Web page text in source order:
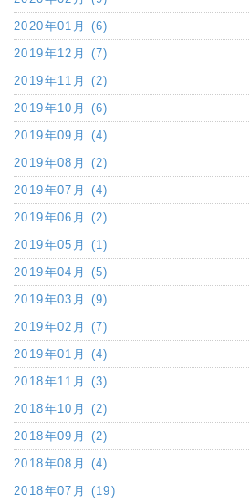
2020年01月 (6)
2019年12月 (7)
2019年11月 (2)
2019年10月 (6)
2019年09月 (4)
2019年08月 (2)
2019年07月 (4)
2019年06月 (2)
2019年05月 (1)
2019年04月 (5)
2019年03月 (9)
2019年02月 (7)
2019年01月 (4)
2018年11月 (3)
2018年10月 (2)
2018年09月 (2)
2018年08月 (4)
2018年07月 (19)